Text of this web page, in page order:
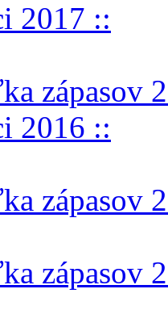
2017 ::
zápasov
2016 ::
zápasov
zápasov